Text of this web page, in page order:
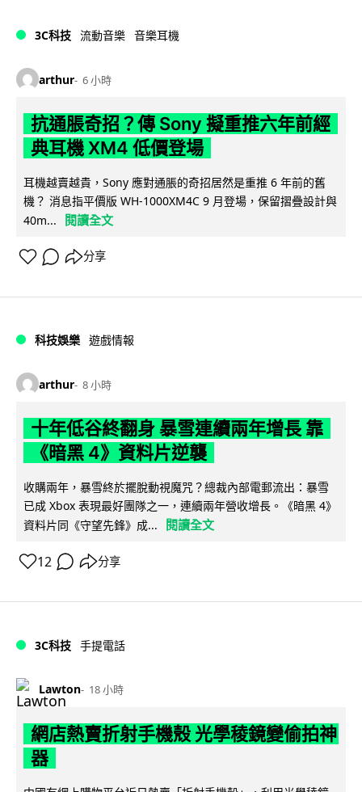
3C科技 流動音樂 音樂耳機
arthur 6 小時
抗通脹奇招？傳 Sony 擬重推六年前經
典耳機 XM4 低價登場
耳機越賣越貴，Sony 應對通脹的奇招居然是重推 6 年前的舊
機？ 消息指平價版 WH-1000XM4C 9 月登場，保留摺疊設計與
40m...
閱讀全文
分享
科技娛樂 遊戲情報
arthur 8 小時
十年低谷終翻身 暴雪連續兩年增長 靠
《暗黑 4》資料片逆襲
收購兩年，暴雪終於擺脫動視魔咒？總裁內部電郵流出：暴雪
已成 Xbox 表現最好團隊之一，連續兩年營收增長。《暗黑 4》
資料片同《守望先鋒》成...
閱讀全文
12 分享
3C科技 手提電話
Lawton 18 小時
網店熱賣折射手機殼 光學稜鏡變偷拍神
器